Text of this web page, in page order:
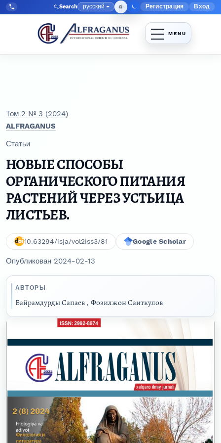
Перейти к главному меню навигации
Перейти к основному контенту
Перейти к нижнему колонтитулу сайта
Tel:
+998903350930 Search Язык
русский Меню
Регистрация Вход
Том 2 № 3 (2024)
ALFRAGANUS
Статьи
НОВЫЕ СПОСОБЫ
ОРГАНИЧЕСКОГО ПИТАНИЯ
РАСТЕНИЙ ЧЕРЕЗ УСТЬИЦА
ЛИСТЬЕВ.
10.63294/isja/vol2iss3/81 Google Scholar
Опубликован 2024-02-13
АВТОРЫ
Байрамдурды Сапаев, Фозилжон Саиткулов